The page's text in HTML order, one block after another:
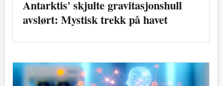
Antarktis' skjulte gravitasjonshull
avslørt: Mystisk trekk på havet